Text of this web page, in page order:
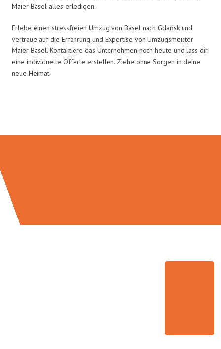
Maier Basel alles erledigen.
Erlebe einen stressfreien Umzug von Basel nach Gdańsk und
vertraue auf die Erfahrung und Expertise von Umzugsmeister
Maier Basel. Kontaktiere das Unternehmen noch heute und lass dir
eine individuelle Offerte erstellen. Ziehe ohne Sorgen in deine
neue Heimat.